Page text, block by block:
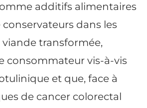
additifs alimentaires
dans les
transformée,
consommateur vis-à-vis
et que, face à
de cancer colorectal